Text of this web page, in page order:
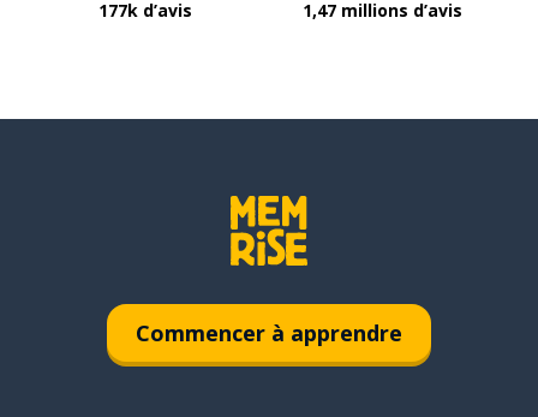
177k d’avis 1,47 millions d’avis
Commencer à apprendre